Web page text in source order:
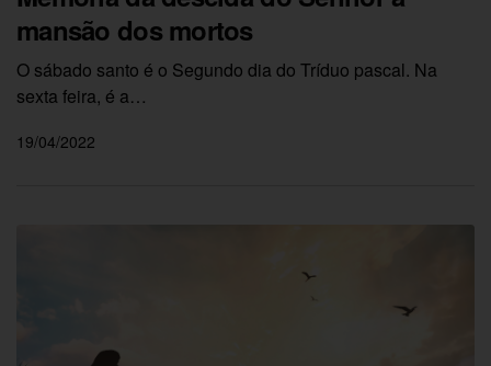
mansão dos mortos
O sábado santo é o Segundo dia do Tríduo pascal. Na
sexta feira, é a…
19/04/2022